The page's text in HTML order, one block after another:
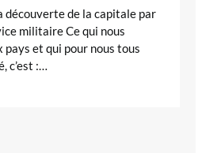
découverte de la capitale par
militaire Ce qui nous
et qui pour nous tous
c’est :…